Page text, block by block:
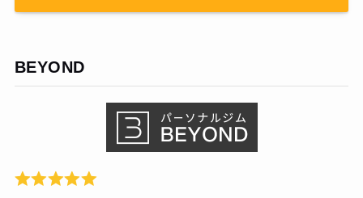
BEYOND